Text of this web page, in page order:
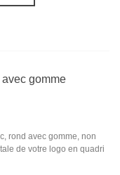
gomme
rond avec gomme, non
de votre logo en quadri